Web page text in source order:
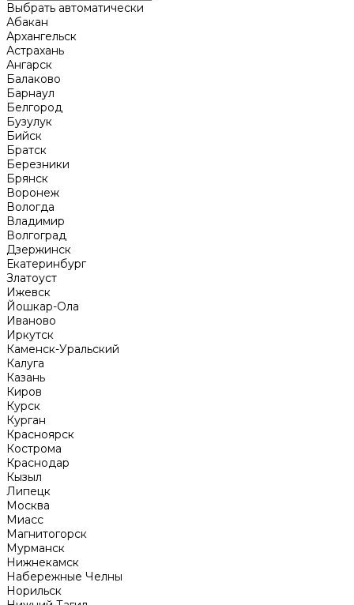
Выбрать автоматически
Абакан
Архангельск
Астрахань
Ангарск
Балаково
Барнаул
Белгород
Бузулук
Бийск
Братск
Березники
Брянск
Воронеж
Вологда
Владимир
Волгоград
Дзержинск
Екатеринбург
Златоуст
Ижевск
Йошкар-Ола
Иваново
Иркутск
Каменск-Уральский
Калуга
Казань
Киров
Курск
Курган
Красноярск
Кострома
Краснодар
Кызыл
Липецк
Москва
Миасс
Магнитогорск
Мурманск
Нижнекамск
Набережные Челны
Норильск